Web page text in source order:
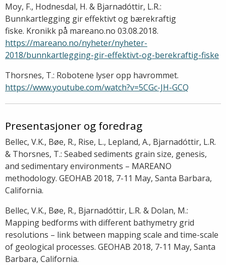
Moy, F., Hodnesdal, H. & Bjarnadóttir, L.R.:
Bunnkartlegging gir effektivt og bærekraftig
fiske. Kronikk på mareano.no 03.08.2018.
https://mareano.no/nyheter/nyheter-
2018/bunnkartlegging-gir-effektivt-og-berekraftig-fiske
Thorsnes, T.: Robotene lyser opp havrommet.
https://www.youtube.com/watch?v=5CGc-JH-GCQ
Presentasjoner og foredrag
Bellec, V.K., Bøe, R., Rise, L., Lepland, A., Bjarnadóttir, L.R.
& Thorsnes, T.: Seabed sediments grain size, genesis,
and sedimentary environments – MAREANO
methodology. GEOHAB 2018, 7-11 May, Santa Barbara,
California.
Bellec, V.K., Bøe, R., Bjarnadóttir, L.R. & Dolan, M.:
Mapping bedforms with different bathymetry grid
resolutions – link between mapping scale and time-scale
of geological processes. GEOHAB 2018, 7-11 May, Santa
Barbara, California.